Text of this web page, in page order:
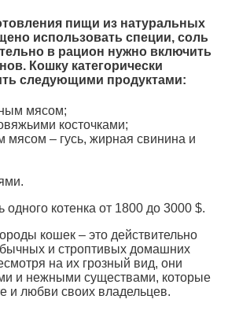
пищи из натуральных
использовать специи, соль
в рацион нужно включить
Кошку категорически
следующими продуктами:
мясом;
косточками;
мясом – гусь, жирная свинина и
одного котенка от 1800 до 3000 $.
кошек – это действительно
и строптивых домашних
на их грозный вид, они
и нежными существами, которые
и любви своих владельцев.